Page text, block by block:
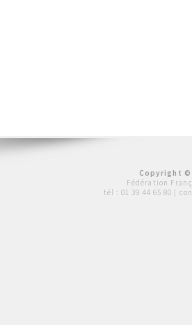
Copyright ©
Fédération
tél : 01 39 44 65 80 |